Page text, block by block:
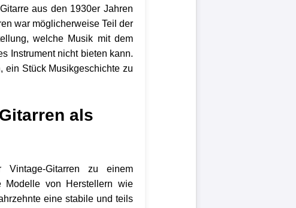
aus den 1930er Jahren
war möglicherweise Teil der
welche Musik mit dem
Instrument nicht bieten kann.
ein Stück Musikgeschichte zu
als
Gitarren zu einem
Modelle von Herstellern wie
eine stabile und teils